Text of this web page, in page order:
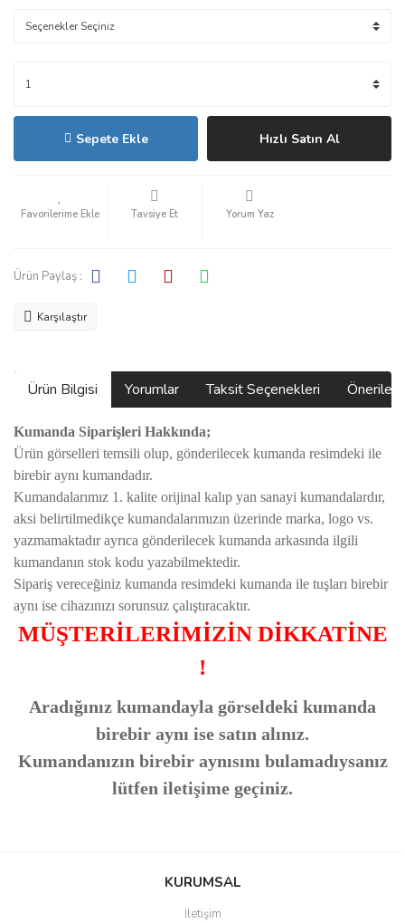
Sepete Ekle Hızlı Satın Al
Tavsiye Et Yorum Yaz
Ürün Paylaş :
Karşılaştır
Ürün Bilgisi Yorumlar Taksit Seçenekleri
Kumanda Siparişleri Hakkında;
Ürün görselleri temsili olup, gönderilecek kumanda resimdeki ile
birebir aynı kumandadır.
Kumandalarımız 1. kalite orijinal kalıp yan sanayi kumandalardır,
aksi belirtilmedikçe kumandalarımızın üzerinde marka, logo vs.
yazmamaktadır ayrıca gönderilecek kumanda arkasında ilgili
kumandanın stok kodu yazabilmektedir.
Sipariş vereceğiniz kumanda resimdeki kumanda ile tuşları birebir
aynı ise cihazınızı sorunsuz çalıştıracaktır.
MÜŞTERİLERİMİZİN DİKKATİNE
!
Aradığınız kumandayla görseldeki kumanda
birebir aynı ise satın alınız.
Kumandanızın birebir aynısını bulamadıysanız
lütfen iletişime geçiniz.
Bu ürüne ilk yorumu siz yapın!
KURUMSAL
İletişim